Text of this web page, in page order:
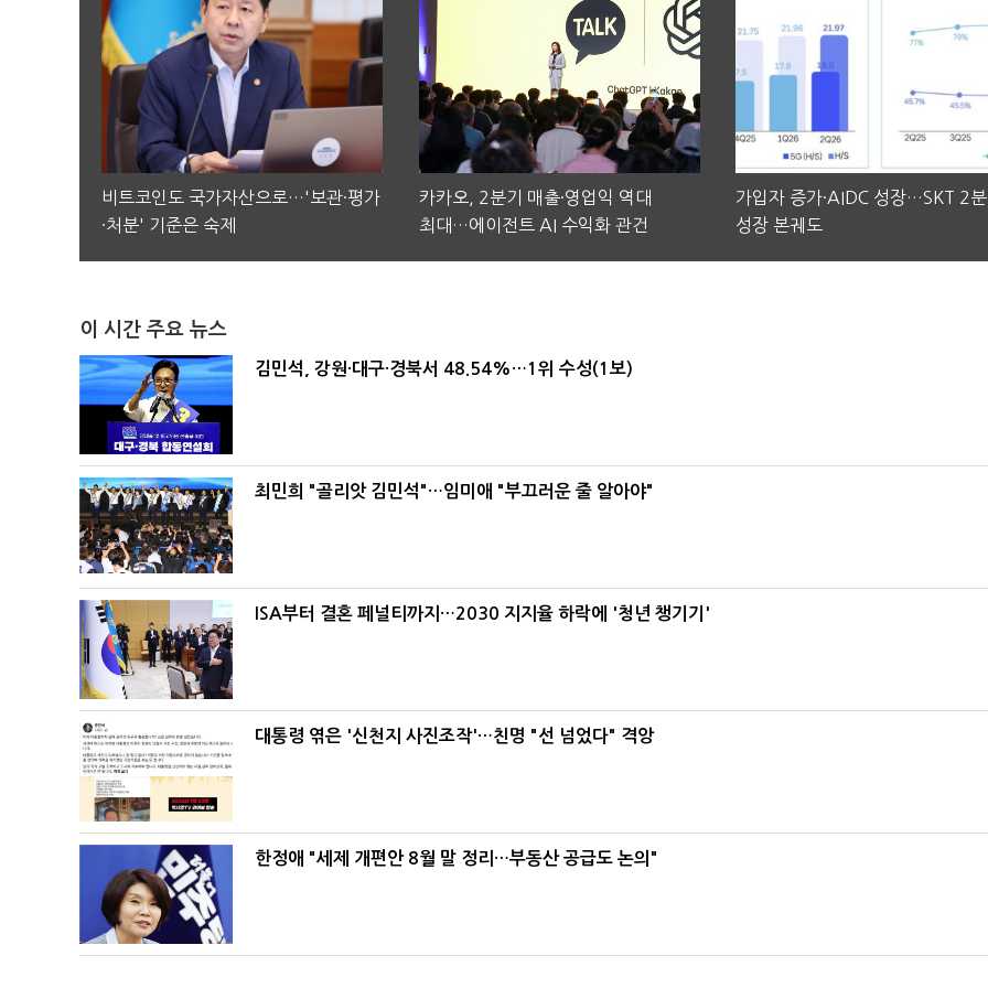
비트코인도 국가자산으로…'보관·평가
·처분' 기준은 숙제
카카오, 2분기 매출·영업익 역대
최대…에이전트 AI 수익화 관건
가입자 증가·AIDC 성장…SKT 2
성장 본궤도
이 시간 주요 뉴스
김민석, 강원·대구·경북서 48.54%…1위 수성(1보)
최민희 "골리앗 김민석"…임미애 "부끄러운 줄 알아야"
ISA부터 결혼 페널티까지…2030 지지율 하락에 '청년 챙기기'
대통령 엮은 '신천지 사진조작'…친명 "선 넘었다" 격앙
한정애 "세제 개편안 8월 말 정리…부동산 공급도 논의"